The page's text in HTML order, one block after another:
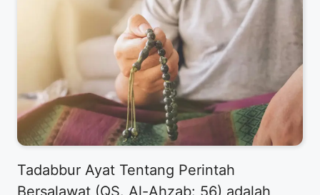
Tadabbur Ayat Tentang Perintah
Bersalawat (QS. Al-Ahzab: 56) adalah